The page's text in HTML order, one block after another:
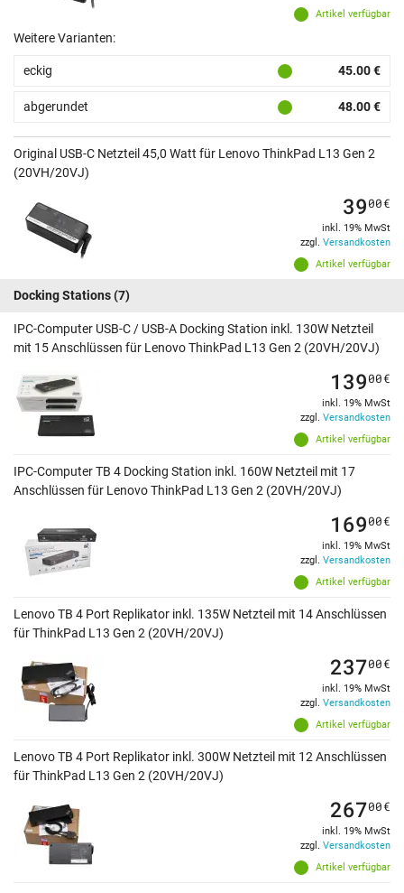
Artikel verfügbar
Weitere Varianten:
eckig 45.00 €
abgerundet 48.00 €
Original USB-C Netzteil 45,0 Watt für Lenovo ThinkPad L13 Gen 2
(20VH/20VJ)
Artikel verfügbar
3900€
inkl. 19% MwSt
zzgl. Versandkosten
Docking Stations(7)
IPC-Computer USB-C / USB-A Docking Station inkl. 130W Netzteil
mit 15 Anschlüssen für Lenovo ThinkPad L13 Gen 2 (20VH/20VJ)
Artikel verfügbar
13900€
inkl. 19% MwSt
zzgl. Versandkosten
IPC-Computer TB 4 Docking Station inkl. 160W Netzteil mit 17
Anschlüssen für Lenovo ThinkPad L13 Gen 2 (20VH/20VJ)
Artikel verfügbar
16900€
inkl. 19% MwSt
zzgl. Versandkosten
Lenovo TB 4 Port Replikator inkl. 135W Netzteil mit 14 Anschlüssen
für ThinkPad L13 Gen 2 (20VH/20VJ)
Artikel verfügbar
23700€
inkl. 19% MwSt
zzgl. Versandkosten
Lenovo TB 4 Port Replikator inkl. 300W Netzteil mit 12 Anschlüssen
für ThinkPad L13 Gen 2 (20VH/20VJ)
Artikel verfügbar
26700€
inkl. 19% MwSt
zzgl. Versandkosten